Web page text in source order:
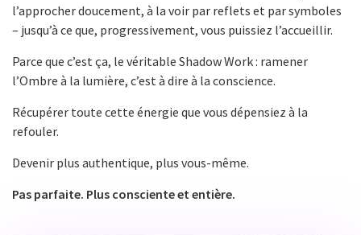
l’approcher doucement, à la voir par reflets et par symboles
– jusqu’à ce que, progressivement, vous puissiez l’accueillir.
Parce que c’est ça, le véritable Shadow Work : ramener
l’Ombre à la lumière, c’est à dire à la conscience.
Récupérer toute cette énergie que vous dépensiez à la
refouler.
Devenir plus authentique, plus vous-même.
Pas parfaite. Plus consciente et entière.